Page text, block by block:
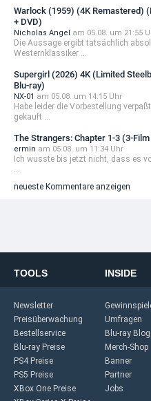
Warlock (1959) (4K Remastered)
+ DVD)
Nicholas Angel am 05.08. um 21:55
Die Aussage ergibt tatsächlich
Westernklassiker ...
Supergirl (2026) 4K (Limited
Blu-ray)
NX-01 am 05.08. um 14:15 Uhr
Habe leider die Vorbestellung
gekauft ...
The Strangers: Chapter 1-3 (3-
ermin am 05.08. um 11:34 Uhr
Ich wusste bis jetzt nicht, dass es
neueste Kommentare anzeigen
TOOLS
Newsletter
Preisüberwachung
Bestellservice
Blu-ray Preise
PS4 Preise
PS5 Preise
XBox One Preise
INSIDE
Umfragen
Blu-ray Blog
Merch-Shop
Banner
Partner
Jobs